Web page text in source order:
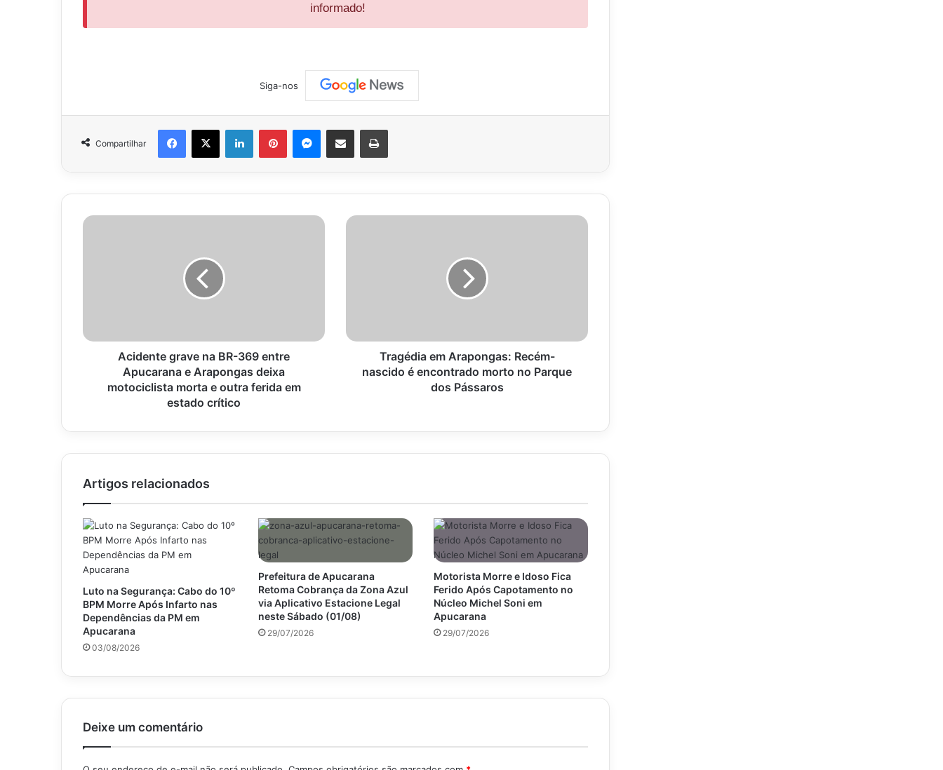
informado!
Siga-nos
Compartilhar
Facebook
X LinkedinPinterestMessenger
Compartilhar via e-mail Imprimir
Acidente
Arapongas
motociclista
estado
Acidente grave na BR-369 entre
Apucarana e Arapongas deixa
motociclista morta e outra ferida em
estado crítico
Tragédia
no
Tragédia em Arapongas: Recém-
nascido é encontrado morto no Parque
dos Pássaros
Artigos relacionados
Luto na Segurança: Cabo do 10º
BPM Morre Após Infarto nas
Dependências da PM em
Apucarana
03/08/2026
Prefeitura de Apucarana
Retoma Cobrança da Zona Azul
via Aplicativo Estacione Legal
neste Sábado (01/08)
29/07/2026
Motorista Morre e Idoso Fica
Ferido Após Capotamento no
Núcleo Michel Soni em
Apucarana
29/07/2026
Deixe um comentário